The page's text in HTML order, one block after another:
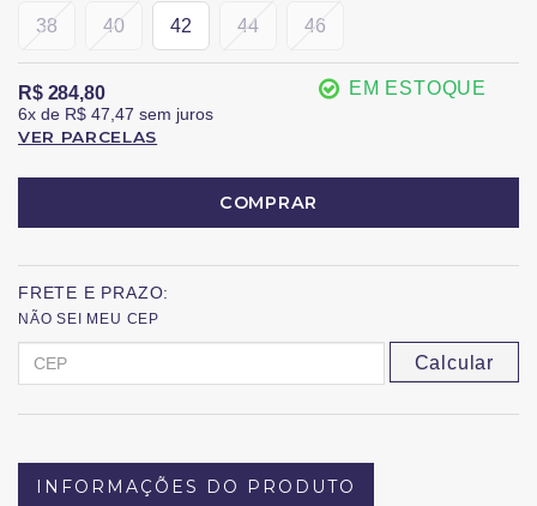
38 40 42 44 46
R$ 284,80
6x de R$ 47,47 sem juros
VER PARCELAS
EM ESTOQUE
COMPRAR
FRETE E PRAZO:
NÃO SEI MEU CEP
Calcular
INFORMAÇÕES DO PRODUTO